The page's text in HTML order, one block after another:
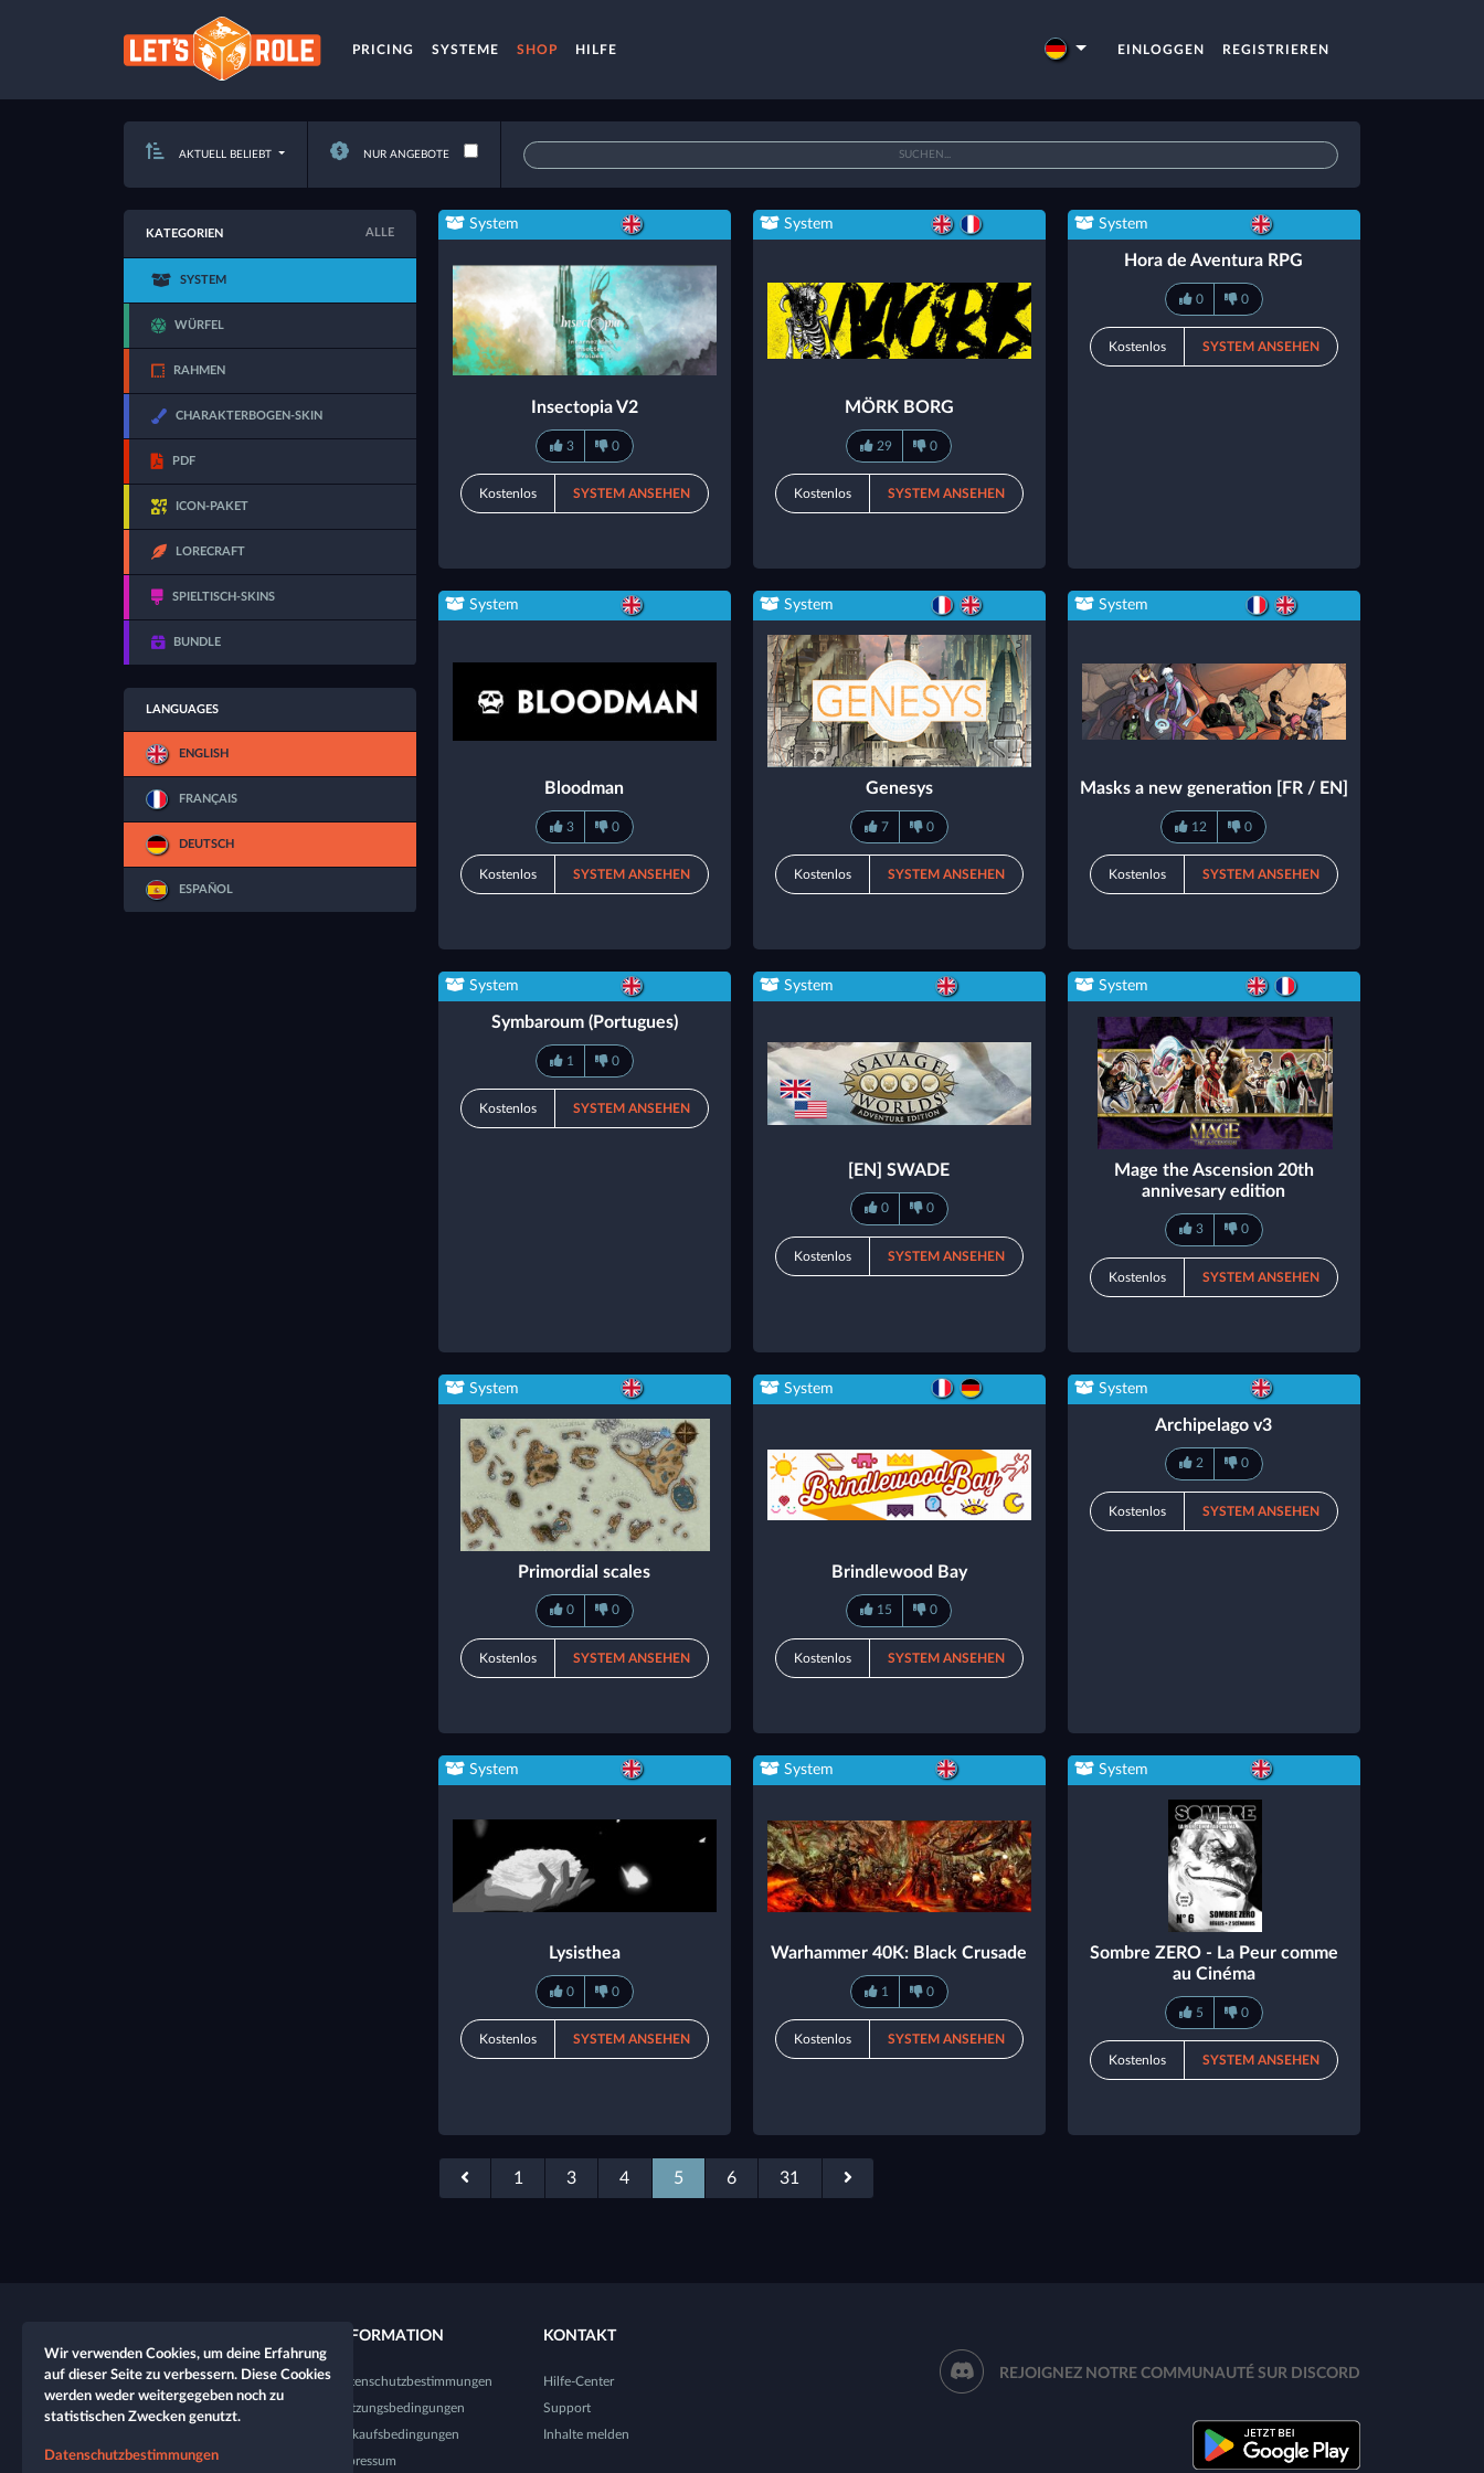
PRICING SYSTEME SHOP HILFE EINLOGGEN REGISTRIEREN
AKTUELL BELIEBT NUR ANGEBOTE
KATEGORIEN ALLE
SYSTEM
WÜRFEL
RAHMEN
CHARAKTERBOGEN-SKIN
PDF
ICON-PAKET
LORECRAFT
SPIELTISCH-SKINS
BUNDLE
LANGUAGES
ENGLISH
FRANÇAIS
DEUTSCH
ESPAÑOL
System
Insectopia V2
3 0
Kostenlos SYSTEM ANSEHEN
System
MÖRK BORG
29 0
Kostenlos SYSTEM ANSEHEN
System
Hora de Aventura RPG
0 0
Kostenlos SYSTEM ANSEHEN
System
Bloodman
3 0
Kostenlos SYSTEM ANSEHEN
System
Genesys
7 0
Kostenlos SYSTEM ANSEHEN
System
Masks a new generation [FR / EN]
12 0
Kostenlos SYSTEM ANSEHEN
System
Symbaroum (Portugues)
1 0
Kostenlos SYSTEM ANSEHEN
System
[EN] SWADE
0 0
Kostenlos SYSTEM ANSEHEN
System
Mage the Ascension 20th
annivesary edition
3 0
Kostenlos SYSTEM ANSEHEN
System
Primordial scales
0 0
Kostenlos SYSTEM ANSEHEN
System
Brindlewood Bay
15 0
Kostenlos SYSTEM ANSEHEN
System
Archipelago v3
2 0
Kostenlos SYSTEM ANSEHEN
System
Lysisthea
0 0
Kostenlos SYSTEM ANSEHEN
System
Warhammer 40K: Black Crusade
1 0
Kostenlos SYSTEM ANSEHEN
System
Sombre ZERO - La Peur comme
au Cinéma
5 0
Kostenlos SYSTEM ANSEHEN
1 3 4 5 6 31
Neuer Charakter
Neuer Spieltisch
Würfel-Tester
INFORMATION
Datenschutzbestimmungen
Nutzungsbedingungen
Verkaufsbedingungen
Impressum
KONTAKT
Hilfe-Center
Support
Inhalte melden
REJOIGNEZ NOTRE COMMUNAUTÉ SUR DISCORD
Wir verwenden Cookies, um deine Erfahrung
auf dieser Seite zu verbessern. Diese Cookies
werden weder weitergegeben noch zu
statistischen Zwecken genutzt.
Datenschutzbestimmungen